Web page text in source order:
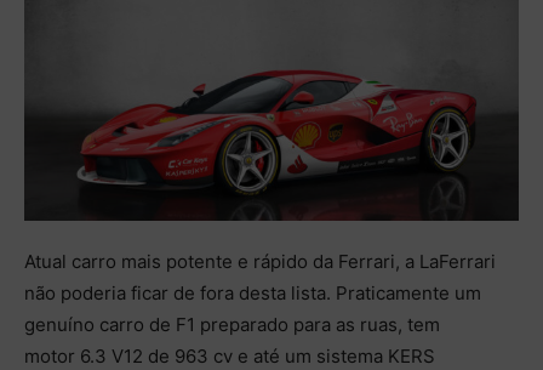
Atual carro mais potente e rápido da Ferrari, a LaFerrari
não poderia ficar de fora desta lista. Praticamente um
genuíno carro de F1 preparado para as ruas, tem
motor 6.3 V12 de 963 cv e até um sistema KERS